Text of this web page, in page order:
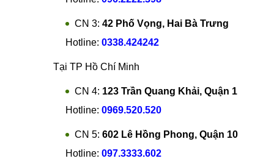
CN 1: 120 Thái Hà, Q. Đống Đa
096.2222.398
0338.424242